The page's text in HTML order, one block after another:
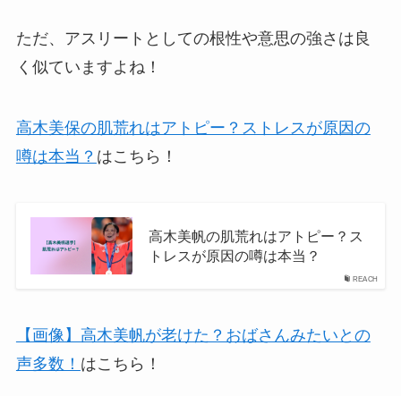
ただ、アスリートとしての根性や意思の強さは良
く似ていますよね！
高木美保の肌荒れはアトピー？ストレスが原因の
噂は本当？ はこちら！
REACH
高木美帆の肌荒れはアトピー？ス
トレスが原因の噂は本当？
【画像】高木美帆が老けた？おばさんみたいとの
声多数！ はこちら！